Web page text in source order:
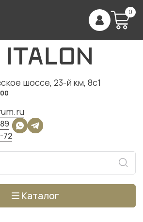
0
шоссе, 23-й км, 8с1
72
Каталог